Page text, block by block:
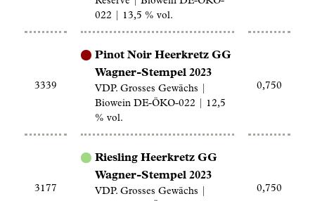
022 | 13,5 % vol.
3339
Pinot Noir Heerkretz GG
Wagner-Stempel 2023
VDP. Grosses Gewächs |
Biowein DE-ÖKO-022 | 12,5
% vol.
0,750
3177
Riesling Heerkretz GG
Wagner-Stempel 2023
VDP. Grosses Gewächs |
0,750